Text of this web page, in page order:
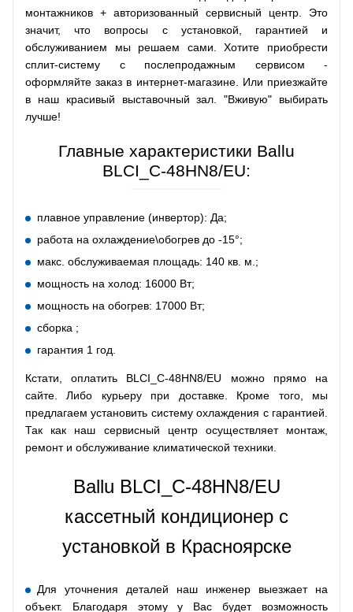
монтажников + авторизованный сервисный центр. Это
значит, что вопросы с установкой, гарантией и
обслуживанием мы решаем сами. Хотите приобрести
сплит-систему с послепродажным сервисом -
оформляйте заказ в интернет-магазине. Или приезжайте
в наш красивый выставочный зал. "Вживую" выбирать
лучше!
Главные характеристики Ballu
BLCI_C-48HN8/EU:
плавное управление (инвертор): Да;
работа на охлаждение\обогрев до -15°;
макс. обслуживаемая площадь: 140 кв. м.;
мощность на холод: 16000 Вт;
мощность на обогрев: 17000 Вт;
сборка ;
гарантия 1 год.
Кстати, оплатить BLCI_C-48HN8/EU можно прямо на
сайте. Либо курьеру при доставке. Кроме того, мы
предлагаем установить систему охлаждения с гарантией.
Так как наш сервисный центр осуществляет монтаж,
ремонт и обслуживание климатической техники.
Ballu BLCI_C-48HN8/EU
кассетный кондиционер с
установкой в Красноярске
Для уточнения деталей наш инженер выезжает на
объект. Благодаря этому у Вас будет возможность